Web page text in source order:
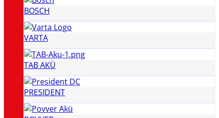
BOSCH
VARTA
TAB AKÜ
PRESIDENT